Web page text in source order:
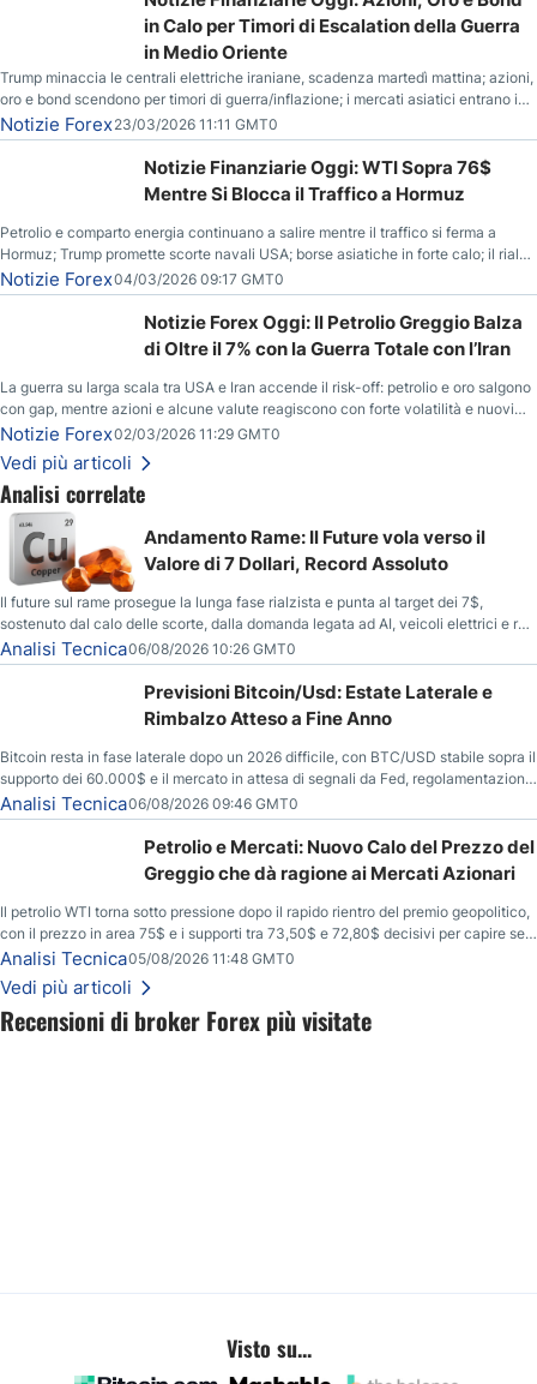
Recensioni di broker Forex più visitate
in Calo per Timori di Escalation della Guerra
in Medio Oriente
Trump minaccia le centrali elettriche iraniane, scadenza martedì mattina; azioni,
oro e bond scendono per timori di guerra/inflazione; i mercati asiatici entrano in
correzione; il petrolio greggio resta stabile.
Notizie Forex23/03/2026 11:11 GMT0
Notizie Finanziarie Oggi: WTI Sopra 76$
Mentre Si Blocca il Traffico a Hormuz
Petrolio e comparto energia continuano a salire mentre il traffico si ferma a
Hormuz; Trump promette scorte navali USA; borse asiatiche in forte calo; il rialzo
del gas naturale mette pressione all’euro.
Notizie Forex04/03/2026 09:17 GMT0
Notizie Forex Oggi: Il Petrolio Greggio Balza
di Oltre il 7% con la Guerra Totale con l’Iran
La guerra su larga scala tra USA e Iran accende il risk-off: petrolio e oro salgono
con gap, mentre azioni e alcune valute reagiscono con forte volatilità e nuovi
livelli da monitorare.
Notizie Forex02/03/2026 11:29 GMT0
Vedi più articoli
Analisi correlate
Andamento Rame: Il Future vola verso il
Valore di 7 Dollari, Record Assoluto
Il future sul rame prosegue la lunga fase rialzista e punta al target dei 7$,
sostenuto dal calo delle scorte, dalla domanda legata ad AI, veicoli elettrici e reti
energetiche, e dai timori di deficit produttivo dal 2028.
Analisi Tecnica06/08/2026 10:26 GMT0
Previsioni Bitcoin/Usd: Estate Laterale e
Rimbalzo Atteso a Fine Anno
Bitcoin resta in fase laterale dopo un 2026 difficile, con BTC/USD stabile sopra il
supporto dei 60.000$ e il mercato in attesa di segnali da Fed, regolamentazione
USA ed elezioni di medio termine.
Analisi Tecnica06/08/2026 09:46 GMT0
Petrolio e Mercati: Nuovo Calo del Prezzo del
Greggio che dà ragione ai Mercati Azionari
Il petrolio WTI torna sotto pressione dopo il rapido rientro del premio geopolitico,
con il prezzo in area 75$ e i supporti tra 73,50$ e 72,80$ decisivi per capire se il
ribasso potrà estendersi verso quota 70$.
Analisi Tecnica05/08/2026 11:48 GMT0
Vedi più articoli
Visto su...